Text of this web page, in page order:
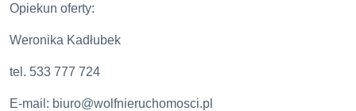
Opiekun oferty:
Weronika Kadłubek
tel. 533 777 724
E-mail: biuro@wolfnieruchomosci.pl